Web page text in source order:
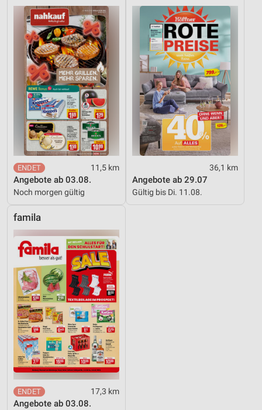
11,5 km
Angebote ab 03.08.
Noch morgen gültig
36,1 km
Angebote ab 29.07
Gültig bis Di. 11.08.
famila
17,3 km
Angebote ab 03.08.